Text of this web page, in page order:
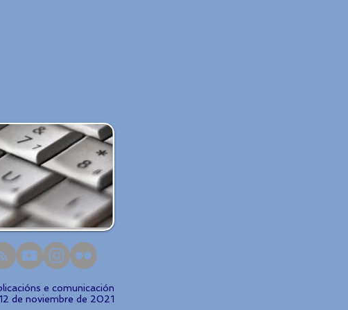
e comunicación
de noviembre de 2021